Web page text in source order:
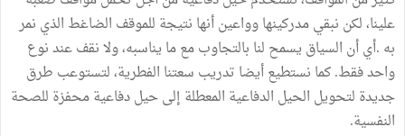
علينا، لكن نبقي مدركينها وواعين أنها نتيجة للموقف الضاغط الذي نمر
به .أي أن السياق يسمح لنا بالتجاوب مع ما يناسبه، ولا نقف عند نوع
واحد فقط. كما نستطيع أيضا تدريب سعتنا الفطرية، لتستوعب طرق
جديدة لتحويل الحيل الدفاعية المعطلة إلى حيل دفاعية محفزة للصحة
النفسية.